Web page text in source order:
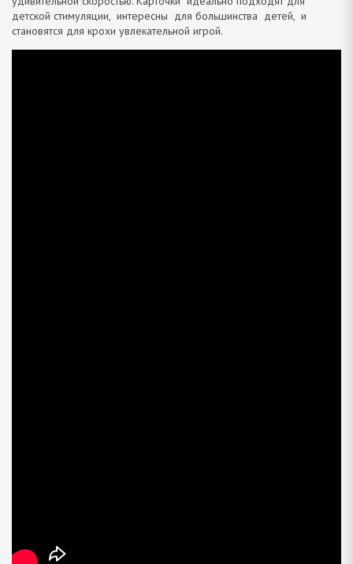
детской стимуляции, интересны для большинства детей, и
становятся для крохи увлекательной игрой.